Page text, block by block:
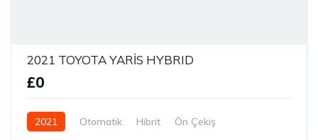
2021 TOYOTA YARİS HYBRID
£0
2021 Otomatik Hibrit Ön Çekiş